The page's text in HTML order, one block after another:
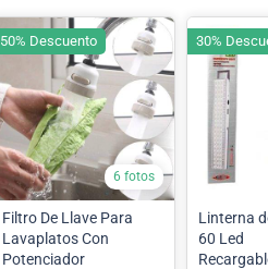
6 fotos
Filtro De Llave Para
Lavaplatos Con
Potenciador
50% Descuento
Linterna
60 Led
30%